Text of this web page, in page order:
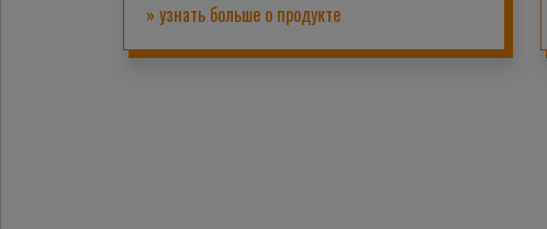
» узнать больше о продукте